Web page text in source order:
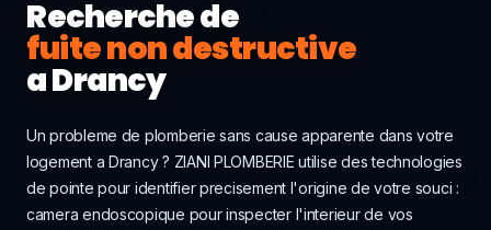
Recherche de
fuite non destructive
a Drancy
Un probleme de plomberie sans cause apparente dans votre
logement a Drancy ? ZIANI PLOMBERIE utilise des technologies
de pointe pour identifier precisement l'origine de votre souci :
camera endoscopique pour inspecter l'interieur de vos